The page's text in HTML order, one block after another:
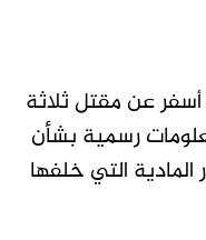
عن مقتل ثلاثة
رسمية بشأن
التي خلفها